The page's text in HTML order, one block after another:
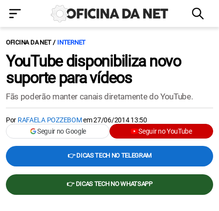
OFICINA DA NET INTERNET
YouTube disponibiliza novo
suporte para vídeos
Fãs poderão manter canais diretamente do YouTube.
Por RAFAELA POZZEBOMem27/06/2014 13:50
Seguir no Google
Seguir no YouTube
👉 DICAS TECH NO TELEGRAM
👉 DICAS TECH NO WHATSAPP